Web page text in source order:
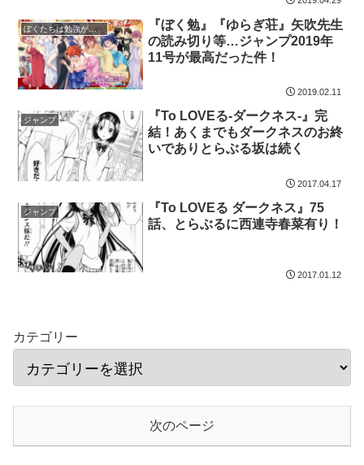
ぼくたちは勉強ができない
『ぼく勉』『ゆらぎ荘』矢吹先生
の読み切り等…ジャンプ2019年
11号が最高だった件！
2019.02.11
ジャンプ
『To LOVEる-ダークネス-』完
結！あくまでもダークネスのお終
いでありとらぶる坂は続く
2017.04.17
ジャンプ
『To LOVEる ダークネス』75
話、とらぶるに西連寺春菜有り！
2017.01.12
カテゴリー
次のページ